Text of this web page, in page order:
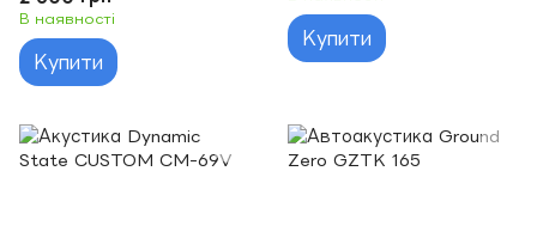
В наявності
Купити
Купити